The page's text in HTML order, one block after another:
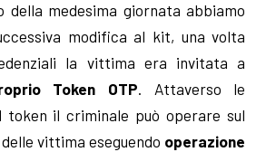
della medesima giornata abbiamo
modifica al kit, una volta
la vittima era invitata a
Token OTP. Attaverso le
token il criminale può operare sul
vittima eseguendo operazione